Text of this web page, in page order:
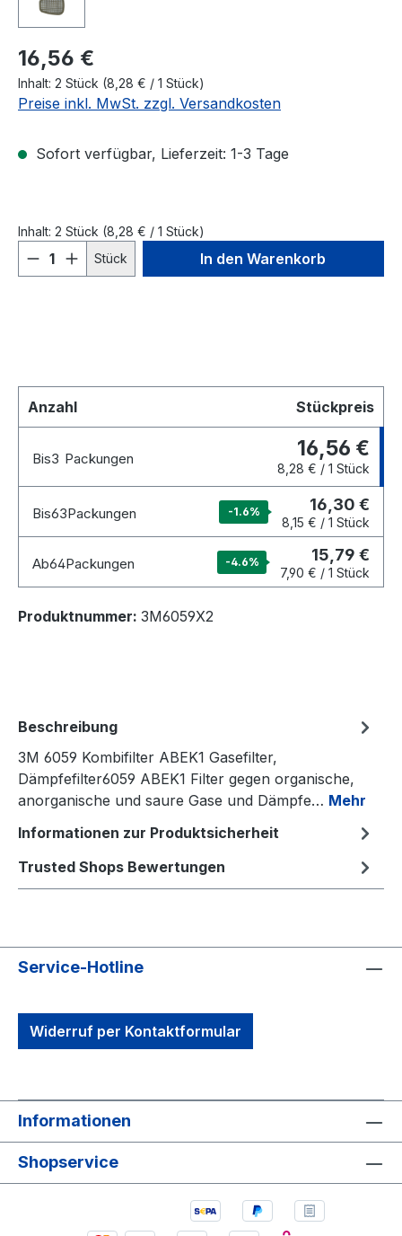
16,56 €
Inhalt: 2 Stück (8,28 € / 1 Stück)
Preise inkl. MwSt. zzgl. Versandkosten
Sofort verfügbar, Lieferzeit: 1-3 Tage
Inhalt: 2 Stück (8,28 € / 1 Stück)
Produkt Anzahl: Gib den
Stück In den Warenkorb
Anzahl Stückpreis
Bis3 Packungen 16,56 €
8,28 € / 1 Stück
Bis63Packungen -1.6% 16,30 €
8,15 € / 1 Stück
Ab64Packungen -4.6% 15,79 €
7,90 € / 1 Stück
Produktnummer: 3M6059X2
Beschreibung
3M 6059 Kombifilter ABEK1 Gasefilter,
Dämpfefilter6059 ABEK1 Filter gegen organische,
anorganische und saure Gase und Dämpfe… Mehr
Informationen zur Produktsicherheit
Trusted Shops Bewertungen
Service-Hotline
Widerruf per Kontaktformular
Informationen
Shopservice